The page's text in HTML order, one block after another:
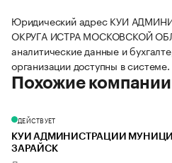
Юридический адрес КУИ
ОКРУГА ИСТРА МОСКОВСКОЙ
аналитические данные и
организации доступны в системе.
Похожие компании
ДЕЙСТВУЕТ
КУИ АДМИНИСТРАЦИИ
ЗАРАЙСК